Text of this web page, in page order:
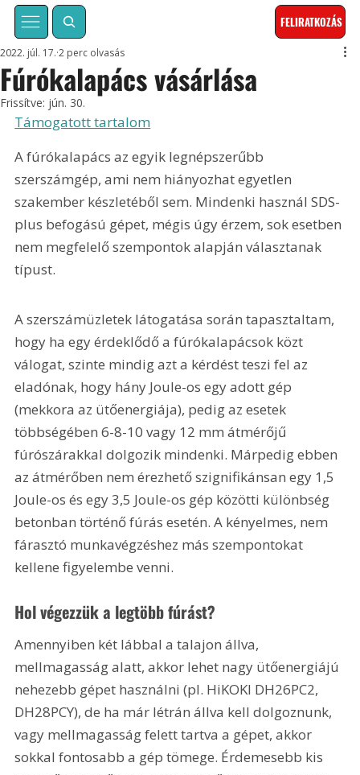
FELIRATKOZÁS
Fúrókalapács vásárlása
2022. júl. 17. 2 perc olvasás
Frissítve: jún. 30.
Támogatott tartalom
A fúrókalapács az egyik legnépszerűbb
szerszámgép, ami nem hiányozhat egyetlen
szakember készletéből sem. Mindenki használ SDS-
plus befogású gépet, mégis úgy érzem, sok esetben
nem megfelelő szempontok alapján választanak
típust.
A szerszámüzletek látogatása során tapasztaltam,
hogy ha egy érdeklődő a fúrókalapácsok közt
válogat, szinte mindig azt a kérdést teszi fel az
eladónak, hogy hány Joule-os egy adott gép
(mekkora az ütőenergiája), pedig az esetek
többségében 6-8-10 vagy 12 mm átmérőjű
fúrószárakkal dolgozik mindenki. Márpedig ebben
az átmérőben nem érezhető szignifikánsan egy 1,5
Joule-os és egy 3,5 Joule-os gép közötti különbség
betonban történő fúrás esetén. A kényelmes, nem
fárasztó munkavégzéshez más szempontokat
kellene figyelembe venni.
Hol végezzük a legtöbb fúrást?
Amennyiben két lábbal a talajon állva,
mellmagasság alatt, akkor lehet nagy ütőenergiájú
nehezebb gépet használni (pl. HiKOKI DH26PC2,
DH28PCY), de ha már létrán állva kell dolgoznunk,
vagy mellmagasság felett tartva a gépet, akkor
sokkal fontosabb a gép tömege. Érdemesebb kis